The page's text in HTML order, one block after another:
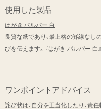
使用した製品
はがき パルパー 白
良質な紙であり、最上格の罫線なし
びを伝えます。『はがき パルパー 白
ワンポイントアドバイス
詫び状は、自分を正当化したり、責